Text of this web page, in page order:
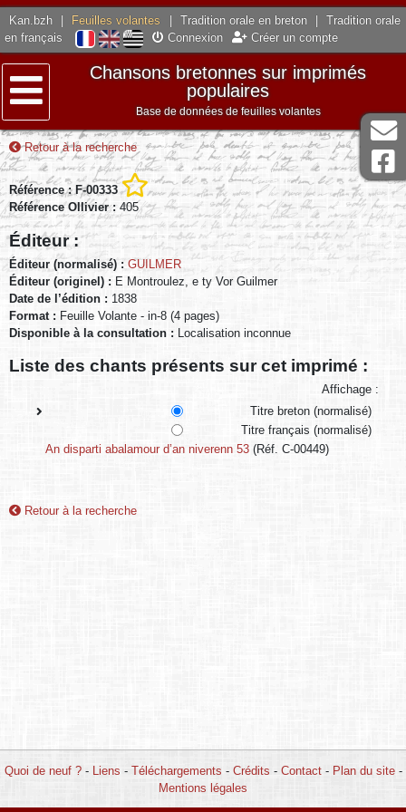
Kan.bzh Feuilles volantes Tradition orale en breton
Tradition orale
en français
Connexion Créer un compte
Menu
Chansons bretonnes sur imprimés
populaires
Base de données de feuilles volantes
Retour à la recherche
Référence : F-00333
Référence Ollivier : 405
Éditeur :
Éditeur (normalisé) : GUILMER
Éditeur (originel) : E Montroulez, e ty Vor Guilmer
Date de l’édition : 1838
Format : Feuille Volante - in-8 (4 pages)
Disponible à la consultation :
Localisation inconnue
Liste des chants présents sur cet imprimé :
Affichage :
Titre breton (normalisé)
Titre français (normalisé)
An disparti abalamour d’an niverenn 53 (Réf. C-00449)
Retour à la recherche
Quoi de neuf ?- Liens - Téléchargements - Crédits - Contact- Plan du site-
Mentions légales